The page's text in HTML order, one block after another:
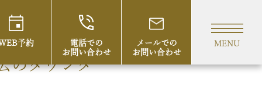
予約
電話での
お問い合わせ
メールでの
お問い合わせ
MENU
のダウンタ